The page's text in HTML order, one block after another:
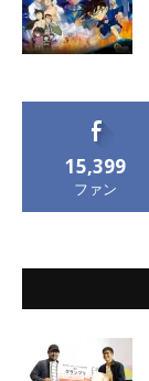
15,399
ファン